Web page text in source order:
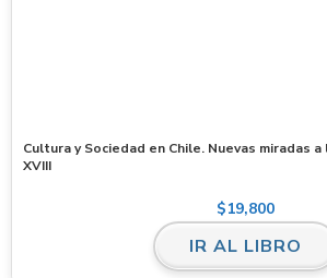
Cultura y Sociedad en Chile. Nuevas miradas
XVIII
$19,800
IR AL LIBRO